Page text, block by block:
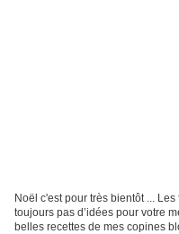
Noël c'est pour très bientôt ...
toujours pas d’idées pour votre
belles recettes de mes